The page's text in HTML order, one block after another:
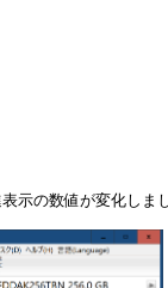
示の数値が変化しま